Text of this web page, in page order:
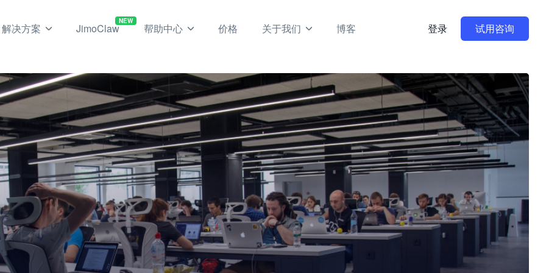
解决方案 JimoClaw
NEW
帮助中心 价格 关于我们 博客 登录 试用咨询